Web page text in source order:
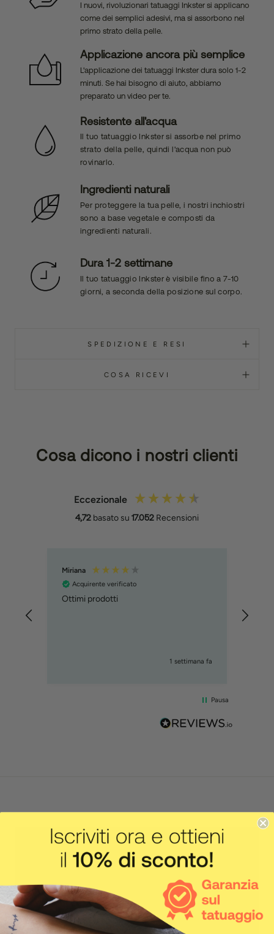
I nuovi, rivoluzionari tatuaggi Inkster si applicano
come dei semplici adesivi, ma si assorbono nel
primo strato della pelle.
Applicazione ancora più semplice
L'applicazione dei tatuaggi Inkster dura solo 1-2
minuti. Se hai bisogno di aiuto, abbiamo
preparato un video per te.
Resistente all'acqua
Il tuo tatuaggio Inkster si assorbe nel primo
strato della pelle, quindi l'acqua non può
rovinarlo.
Ingredienti naturali
Per proteggere la tua pelle, i nostri inchiostri
sono a base vegetale e composti da
ingredienti naturali.
Dura 1-2 settimane
Il tuo tatuaggio Inkster è visibile fino a 7-10
giorni, a seconda della posizione sul corpo.
SPEDIZIONE E RESI
COSA RICEVI
Cosa dicono i nostri clienti
Eccezionale
4,72 basato su 17.052 Recensioni
Miriana
Acquirente verificato
Ottimi prodotti
1 settimana fa
Pausa